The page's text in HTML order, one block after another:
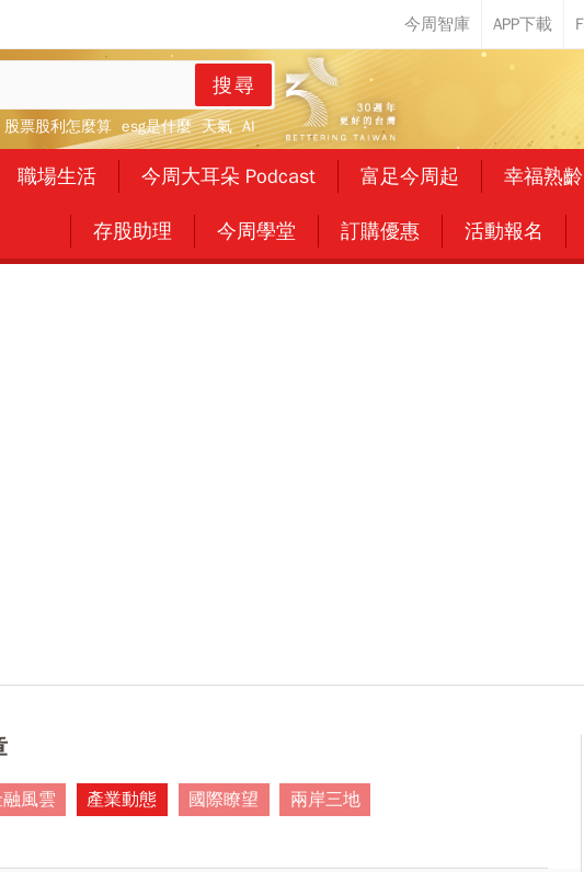
搜尋
股票股利怎麼算 esg是什麼 天氣 AI
職場生活 今周大耳朵 Podcast 富足今周起 幸福熟齡
存股助理 今周學堂 訂購優惠 活動報名
風雲 產業動態 國際瞭望 兩岸三地